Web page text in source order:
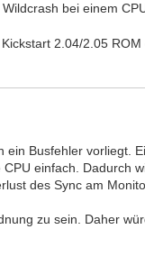
bei einem
2.04/2.05
Busfehler vorliegt.
einfach. Dadurch
des Sync am
zu sein. Daher